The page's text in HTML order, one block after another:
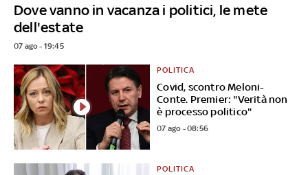
Dove vanno in vacanza i politici, le mete
dell'estate
07 ago - 19:45
Covid, scontro Meloni-
Conte. Premier: "Verità non
è processo politico"
POLITICA
07 ago - 08:56
POLITICA